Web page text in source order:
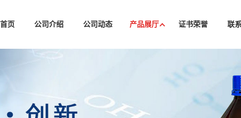
页 公司介绍 公司动态 产品展厅 证书荣誉 联